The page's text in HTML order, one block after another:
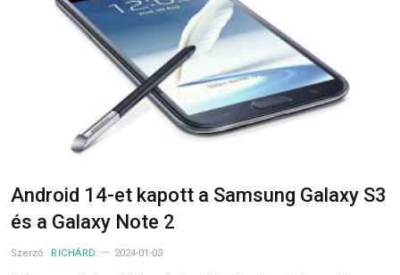
Android 14-et kapott a Samsung Galaxy S3
és a Galaxy Note 2
Szerző: RICHÁRD 2024-01-03